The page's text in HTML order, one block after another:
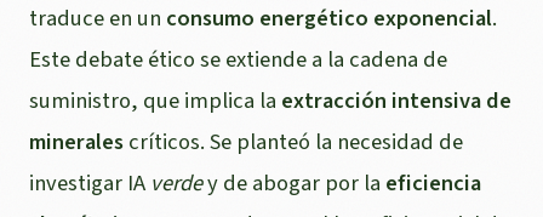
traduce en un consumo energético exponencial.
Este debate ético se extiende a la cadena de
suministro, que implica la extracción intensiva de
mineralescríticos. Se planteó la necesidad de
investigar IA verdey de abogar por la eficiencia